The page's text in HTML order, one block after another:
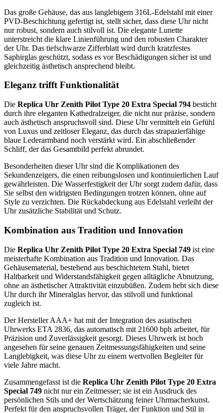
Das große Gehäuse, das aus langlebigem 316L-Edelstahl mit einer
PVD-Beschichtung gefertigt ist, stellt sicher, dass diese Uhr nicht
nur robust, sondern auch stilvoll ist. Die elegante Lunette
unterstreicht die klare Linienführung und den robusten Charakter
der Uhr. Das tiefschwarze Zifferblatt wird durch kratzfestes
Saphirglas geschützt, sodass es vor Beschädigungen sicher ist und
gleichzeitig ästhetisch ansprechend bleibt.
Eleganz trifft Funktionalität
Die Replica Uhr Zenith Pilot Type 20 Extra Special 794 besticht
durch ihre eleganten Kathedralzeiger, die nicht nur präzise, sondern
auch ästhetisch anspruchsvoll sind. Diese Uhr vermittelt ein Gefühl
von Luxus und zeitloser Eleganz, das durch das strapazierfähige
blaue Lederarmband noch verstärkt wird. Ein abschließender
Schliff, der das Gesamtbild perfekt abrundet.
Besonderheiten dieser Uhr sind die Komplikationen des
Sekundenzeigers, die einen reibungslosen und kontinuierlichen Lauf
gewährleisten. Die Wasserfestigkeit der Uhr sorgt zudem dafür, dass
Sie selbst den widrigsten Bedingungen trotzen können, ohne auf
Style zu verzichten. Die Rückabdeckung aus Edelstahl verleiht der
Uhr zusätzliche Stabilität und Schutz.
Kombination aus Tradition und Innovation
Die Replica Uhr Zenith Pilot Type 20 Extra Special 749 ist eine
meisterhafte Kombination aus Tradition und Innovation. Das
Gehäusematerial, bestehend aus beschichtetem Stahl, bietet
Haltbarkeit und Widerstandsfähigkeit gegen alltägliche Abnutzung,
ohne an ästhetischer Attraktivität einzubüßen. Zudem hebt sich diese
Uhr durch ihr Mineralglas hervor, das stilvoll und funktional
zugleich ist.
Der Hersteller AAA+ hat mit der Integration des asiatischen
Uhrwerks ETA 2836, das automatisch mit 21600 bph arbeitet, für
Präzision und Zuverlässigkeit gesorgt. Dieses Uhrwerk ist hoch
angesehen für seine genauen Zeitmessungsfähigkeiten und seine
Langlebigkeit, was diese Uhr zu einem wertvollen Begleiter für
viele Jahre macht.
Zusammengefasst ist die Replica Uhr Zenith Pilot Type 20 Extra
Special 749 nicht nur ein Zeitmesser; sie ist ein Ausdruck des
persönlichen Stils und der Wertschätzung feiner Uhrmacherkunst.
Perfekt für den anspruchsvollen Träger, der Funktion und Stil in